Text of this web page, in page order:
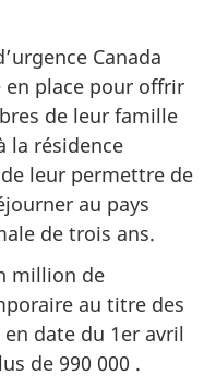
Canada
en place pour offrir
de leur famille
la résidence
leur permettre de
au pays
de trois ans.
million de
au titre des
en date du 1er avril
de 990 000 .